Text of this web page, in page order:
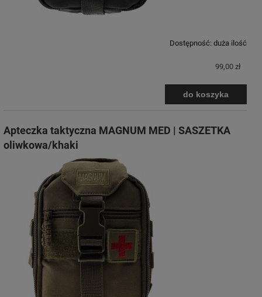
Dostępność: duża ilość
99,00 zł
do koszyka
Apteczka taktyczna MAGNUM MED | SASZETKA
oliwkowa/khaki